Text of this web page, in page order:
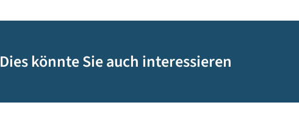
Dies könnte Sie auch interessieren